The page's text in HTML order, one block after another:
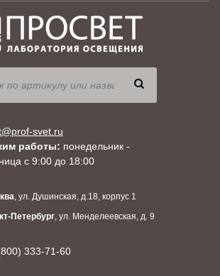
svet.ru
работы: понедельник -
с 9:00 до 18:00
, ул. Душинская, д.18, корпус 1
Петербург, ул. Менделеевская, д. 9
333-71-60